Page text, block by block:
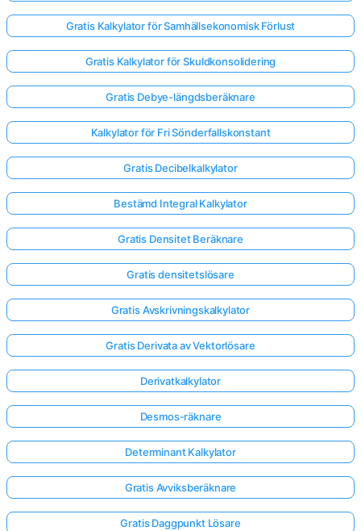
Gratis Kalkylator för Samhällsekonomisk Förlust
Gratis Kalkylator för Skuldkonsolidering
Gratis Debye-längdsberäknare
Kalkylator för Fri Sönderfallskonstant
Gratis Decibelkalkylator
Bestämd Integral Kalkylator
Gratis Densitet Beräknare
Gratis densitetslösare
Gratis Avskrivningskalkylator
Gratis Derivata av Vektorlösare
Derivatkalkylator
Desmos-räknare
Determinant Kalkylator
Gratis Avviksberäknare
Gratis Daggpunkt Lösare